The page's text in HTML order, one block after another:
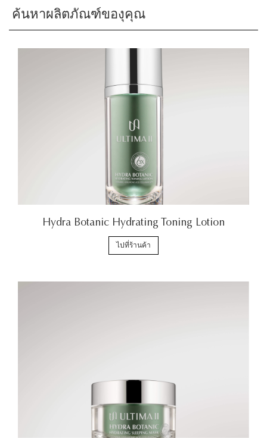
ค้นหาผลิตภัณฑ์ของุคุณ
Hydra Botanic Hydrating Toning Lotion
ไปที่ร้านค้า